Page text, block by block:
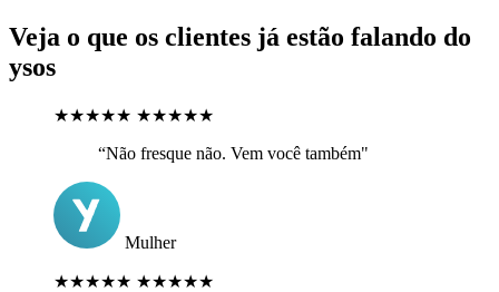
Veja o que os clientes já estão falando do
ysos
★★★★★ ★★★★★
“Não fresque não. Vem você também"
Mulher
★★★★★ ★★★★★